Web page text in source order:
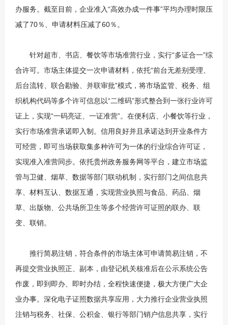
办服务。截至目前，企业准入“高效办成一件事”平均办理时限压
减了70％、申请材料压减了60％。
针对超市、书店、餐饮等市场准营行业，实行“多证合一”综
合许可。市场主体提交一次申请材料，依托“前台无差别受理、
后台流转、联合勘验、并联审批”模式，将市场监管、税务、组
织机构代码等多个许可信息以“二维码”形式整合到一张行业许可
证上，实现“一码亮证、一证准营”。在便利店、小餐饮等行业，
实行市场准营承诺即入制。信用良好并且承诺达到开业条件方
可经营，即可当场获取集多种许可为一体的行业综合许可证，
实现准入准营同步。依托贵州政务服务网等平台，建立市场监
管与卫健、烟草、数据等部门联动机制，实行部门之间信息共
享、材料互认、数据互通，实现营业执照与食品、药品、烟
草、出版物、公共场所卫生等多个经营许可证照的联办、联
变、联销。
推行简易注销，符合条件的市场主体可申请简易注销，不
再提交营业执照正、副本，由登记机关核准后在公示系统公告
作废，即到即办、即时办结，全程快速便捷，极大方便广大企
业办事。深化电子证照数据共享应用，大力推行企业营业执照
注销与税务、社保、公积金、银行等部门销户信息共享，实行